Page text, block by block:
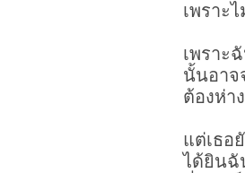
เพราะ
เพราะ
นั้นอาจ
ต้องห่า
แต่เธอ
ได้ยินฉั